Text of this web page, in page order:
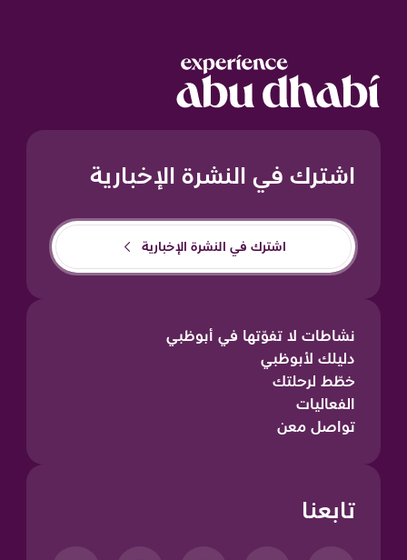
اشترك في النشرة الإخبارية
اشترك في النشرة الإخبارية
نشاطات لا تفوّتها في أبوظبي
دليلك لأبوظبي
خطّط لرحلتك
الفعاليات
تواصل معن
تابعنا